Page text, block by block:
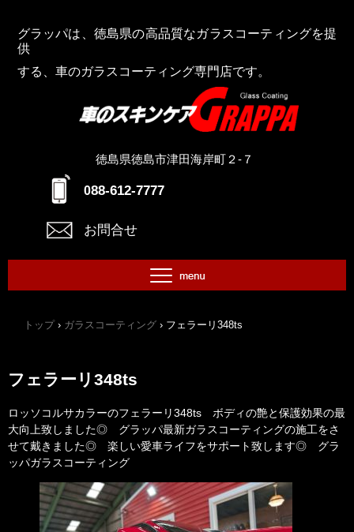
グラッパは、徳島県の高品質なガラスコーティングを提
供
する、車のガラスコーティング専門店です。
徳島県徳島市津田海岸町２-７
088-612-7777
お問合せ
トップ › ガラスコーティング › フェラーリ348ts
フェラーリ348ts
ロッソコルサカラーのフェラーリ348ts ボディの艶と保護効果の最
大向上致しました◎ グラッパ最新ガラスコーティングの施工をさ
せて戴きました◎ 楽しい愛車ライフをサポート致します◎ グラ
ッパガラスコーティング